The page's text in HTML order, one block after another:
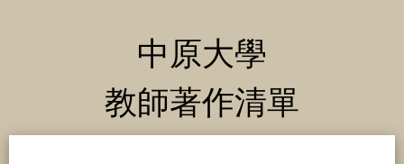
中原大學
教師著作清單